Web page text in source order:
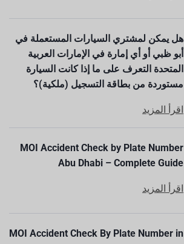
هل يمكن لمشتري السيارات المستعملة في
أبو ظبي أو أي إمارة في الإمارات العربية
المتحدة التعرف على ما إذا كانت السيارة
مستوردة من بطاقة التسجيل (ملكية)؟
اقرأ المزيد
MOI Accident Check by Plate Number
Abu Dhabi – Complete Guide
اقرأ المزيد
MOI Accident Check By Plate Number in